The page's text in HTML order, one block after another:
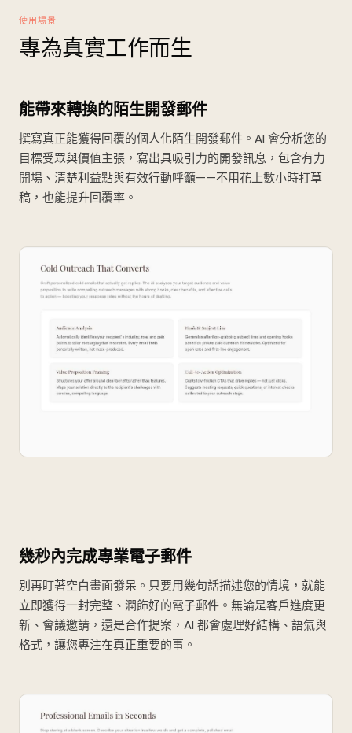
使用場景
專為真實工作而生
能帶來轉換的陌生開發郵件
撰寫真正能獲得回覆的個人化陌生開發郵件。AI 會分析您的
目標受眾與價值主張，寫出具吸引力的開發訊息，包含有力
開場、清楚利益點與有效行動呼籲——不用花上數小時打草
稿，也能提升回覆率。
幾秒內完成專業電子郵件
別再盯著空白畫面發呆。只要用幾句話描述您的情境，就能
立即獲得一封完整、潤飾好的電子郵件。無論是客戶進度更
新、會議邀請，還是合作提案，AI 都會處理好結構、語氣與
格式，讓您專注在真正重要的事。